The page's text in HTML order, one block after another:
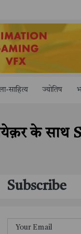
साहित्य ज्योतिष
के साथ
Subscribe